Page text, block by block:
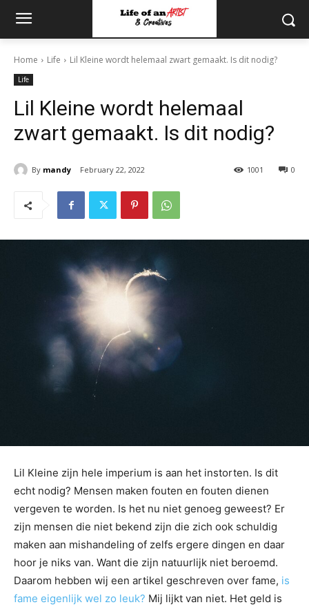
Home Life Lil Kleine wordt helemaal zwart gemaakt. Is dit nodig?
Life
Lil Kleine wordt helemaal
zwart gemaakt. Is dit nodig?
By mandy February 22, 2022 0
1001
Lil Kleine zijn hele imperium is aan het instorten. Is dit
echt nodig? Mensen maken fouten en fouten dienen
vergeven te worden. Is het nu niet genoeg geweest? Er
zijn mensen die niet bekend zijn die zich ook schuldig
maken aan mishandeling of zelfs ergere dingen en daar
hoor je niks van. Want die zijn natuurlijk niet beroemd.
Daarom hebben wij een artikel geschreven over fame, is
fame eigenlijk wel zo leuk? Mij lijkt van niet. Het geld is